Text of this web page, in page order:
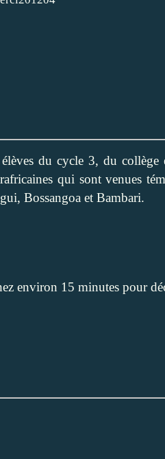
du cycle 3, du
qui sont venues
Bossangoa et Bambari.
environ 15 minutes pour